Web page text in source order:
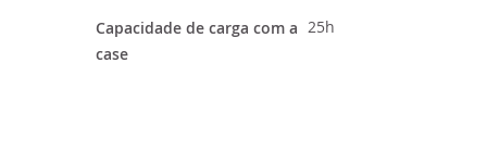
Capacidade de carga com a
case
25h